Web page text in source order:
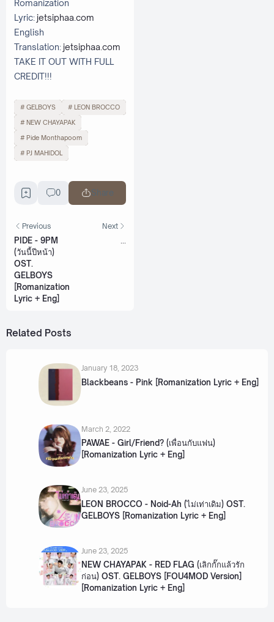
Romanization
Lyric:jetsiphaa.com
English
Translation:jetsiphaa.com
TAKE IT OUT WITH FULL
CREDIT!!!
GELBOYS LEON BROCCO
NEW CHAYAPAK
Pide Monthapoom
PJ MAHIDOL
0 Share
Previous
PIDE - 9PM
(วันนี้ปีหน้า)
OST.
GELBOYS
[Romanization
Lyric + Eng]
Next
...
Related Posts
January 18, 2023
Blackbeans - Pink [Romanization Lyric + Eng]
March 2, 2022
PAWAE - Girl/Friend? (เพื่อนกับแฟน)
[Romanization Lyric + Eng]
June 23, 2025
LEON BROCCO - Noid-Ah (ไม่เท่าเดิม) OST.
GELBOYS [Romanization Lyric + Eng]
June 23, 2025
NEW CHAYAPAK - RED FLAG (เลิกกั๊กแล้วรัก
ก่อน) OST. GELBOYS [FOU4MOD Version]
[Romanization Lyric + Eng]